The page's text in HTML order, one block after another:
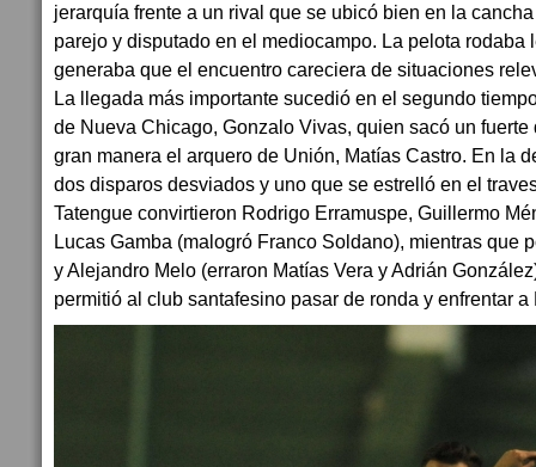
jerarquía frente a un rival que se ubicó bien en la
parejo y disputado en el mediocampo. La pelota rodaba
generaba que el encuentro careciera de situaciones
La llegada más importante sucedió en el segundo
de Nueva Chicago, Gonzalo Vivas, quien sacó un
gran manera el arquero de Unión, Matías Castro. En la
dos disparos desviados y uno que se estrelló en el
Tatengue convirtieron Rodrigo Erramuspe, Guillermo
Lucas Gamba (malogró Franco Soldano), mientras que
y Alejandro Melo (erraron Matías Vera y Adrián
permitió al club santafesino pasar de ronda y enfrentar